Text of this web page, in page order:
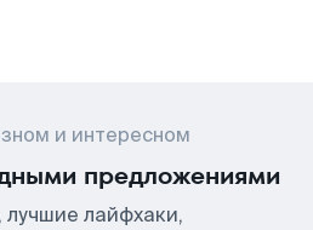
и интересном
предложениями
лайфхаки,